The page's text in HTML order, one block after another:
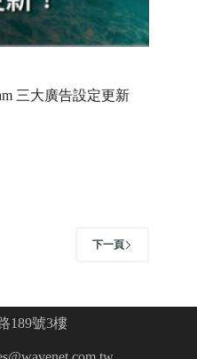
三大廣告設定更新
下一頁
189號3樓